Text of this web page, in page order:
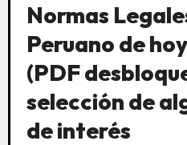
Normas
Peruano de
(PDF
selección de
de interés